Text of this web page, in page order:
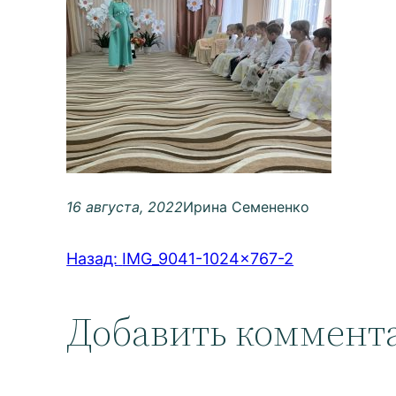
16 августа, 2022Ирина Семененко
Назад: IMG_9041-1024×767-2
Добавить